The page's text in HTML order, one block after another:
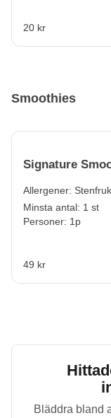
20 kr
Smoothies
Signature
Allergener:
Minsta antal: 1 st
Personer: 1p
49 kr
Bläddra bland